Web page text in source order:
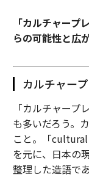
「カルチャー
らの可能性と広
カルチャー
「カルチャー
も多いだろう。
こと。「
を元に、日本の
整理した造語であ